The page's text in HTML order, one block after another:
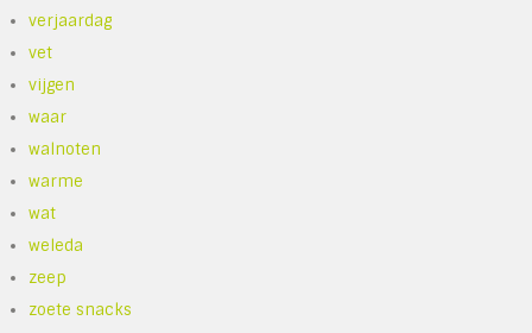
verjaardag
vet
vijgen
waar
walnoten
warme
wat
weleda
zeep
zoete snacks